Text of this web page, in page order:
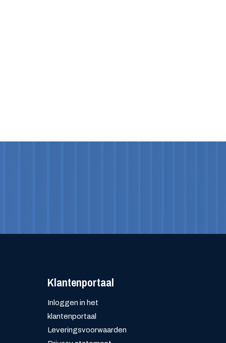
Klantenportaal
Inloggen in het
klantenportaal
Leveringsvoorwaarden